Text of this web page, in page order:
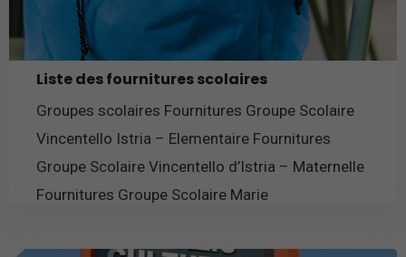
Liste des fournitures scolaires
Groupes scolaires Fournitures Groupe Scolaire
Vincentello Istria – Elementaire Fournitures
Groupe Scolaire Vincentello d’Istria – Maternelle
Fournitures Groupe Scolaire Marie